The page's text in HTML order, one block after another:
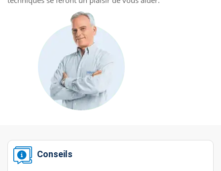
Conseils